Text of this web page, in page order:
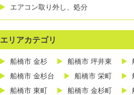
エアコン取り外し、処分
エリアカテゴリ
船橋市 金杉 船橋市 坪井東
船橋市 金杉台
船橋市 栄町
船橋市 東町
船橋市 金杉町